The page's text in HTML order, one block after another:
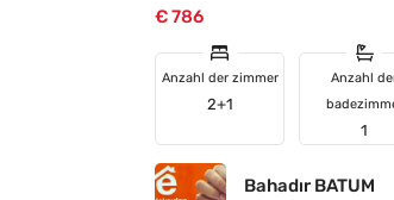
€ 786
Anzahl der zimmer
2+1
Anzahl
1
Bahadır BATUM